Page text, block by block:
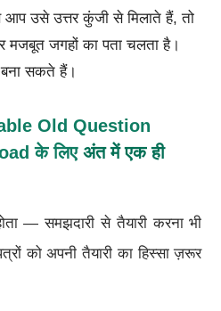
उसे उत्तर कुंजी से मिलाते हैं, तो
जगहों का पता चलता है।
सकते हैं।
Old Question
के लिए अंत में एक ही
— समझदारी से तैयारी करना भी
को अपनी तैयारी का हिस्सा ज़रूर